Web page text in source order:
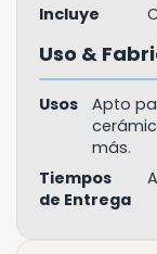
Incluye
Uso &
Usos
Apto
más.
Tiempos
de Entrega